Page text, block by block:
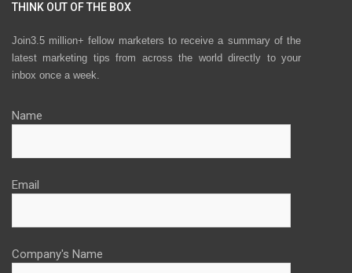
THINK OUT OF THE BOX
Join3.5 million+ fellow marketers to receive a summary of the
latest marketing tips from across the world directly to your
inbox once a week.
Name
Email
Company's Name